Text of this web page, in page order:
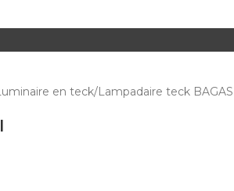
en teck Lampadaire teck